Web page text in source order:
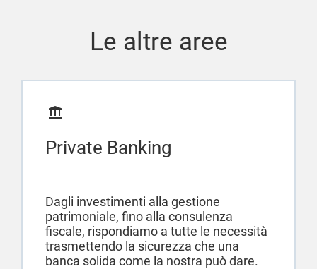
Le altre aree
Private Banking
Dagli investimenti alla gestione
patrimoniale, fino alla consulenza
fiscale, rispondiamo a tutte le necessità
trasmettendo la sicurezza che una
banca solida come la nostra può dare.